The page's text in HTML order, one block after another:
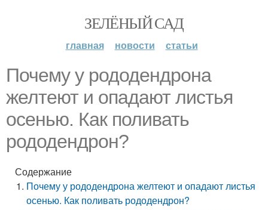
ЗЕЛЁНЫЙ САД
главная новости статьи
Почему у рододендрона
желтеют и опадают листья
осенью. Как поливать
рододендрон?
Содержание
Почему у рододендрона желтеют и опадают листья
осенью. Как поливать рододендрон?